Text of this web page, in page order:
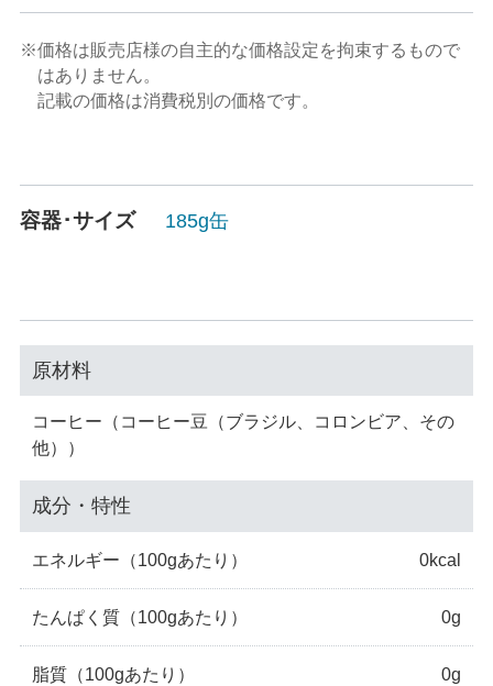
※価格は販売店様の自主的な価格設定を拘束するもので
はありません。
記載の価格は消費税別の価格です。
容器･サイズ 185g缶
原材料
コーヒー（コーヒー豆（ブラジル、コロンビア、その
他））
成分・特性
エネルギー （100gあたり） 0kcal
たんぱく質 （100gあたり） 0g
脂質 （100gあたり） 0g